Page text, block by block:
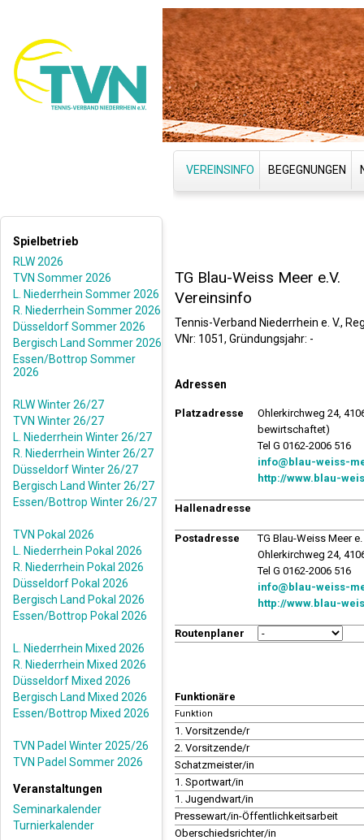
VEREINSINFO BEGEGNUNGEN
Spielbetrieb
RLW 2026
TVN Sommer 2026
L. Niederrhein Sommer 2026
R. Niederrhein Sommer 2026
Düsseldorf Sommer 2026
Bergisch Land Sommer 2026
Essen/Bottrop Sommer
2026
RLW Winter 26/27
TVN Winter 26/27
L. Niederrhein Winter 26/27
R. Niederrhein Winter 26/27
Düsseldorf Winter 26/27
Bergisch Land Winter 26/27
Essen/Bottrop Winter 26/27
TVN Pokal 2026
L. Niederrhein Pokal 2026
R. Niederrhein Pokal 2026
Düsseldorf Pokal 2026
Bergisch Land Pokal 2026
Essen/Bottrop Pokal 2026
L. Niederrhein Mixed 2026
R. Niederrhein Mixed 2026
Düsseldorf Mixed 2026
Bergisch Land Mixed 2026
Essen/Bottrop Mixed 2026
TVN Padel Winter 2025/26
TVN Padel Sommer 2026
Veranstaltungen
Seminarkalender
Turnierkalender
TG Blau-Weiss Meer e.V.
Vereinsinfo
Tennis-Verband Niederrhein e. V.,
VNr: 1051, Gründungsjahr: -
Adressen
Platzadresse
Ohlerkirchweg 24,
bewirtschaftet)
Tel G 0162-2006 516
info@blau-weiss-
http://www.blau-
Hallenadresse
Postadresse
TG Blau-Weiss Meer e.
Ohlerkirchweg 24,
Tel G 0162-2006 516
info@blau-weiss-
http://www.blau-
Routenplaner
Funktionäre
Funktion
1. Vorsitzende/r
2. Vorsitzende/r
Schatzmeister/in
1. Sportwart/in
1. Jugendwart/in
Pressewart/in-Öffentlichkeitsarbeit
Oberschiedsrichter/in